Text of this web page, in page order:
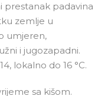
prestanak padavina
zemlje u
umjeren,
i jugozapadni.
lokalno do 16 °C.
sa kišom.